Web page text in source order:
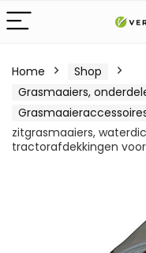
Home
Shop
Grasmaaiers,
zitgrasmaaiers,
tractorafdekkingen